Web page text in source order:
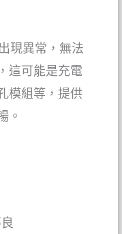
現異常，無法
這可能是充電
模組等，提供
。